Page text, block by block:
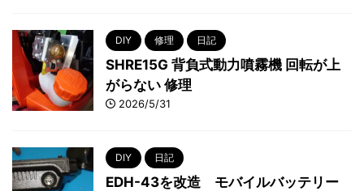
DIY 修理 日記
SHRE15G 背負式動力噴霧機 回転が上
がらない 修理
2026/5/31
DIY 日記
EDH-43を改造 モバイルバッテリー